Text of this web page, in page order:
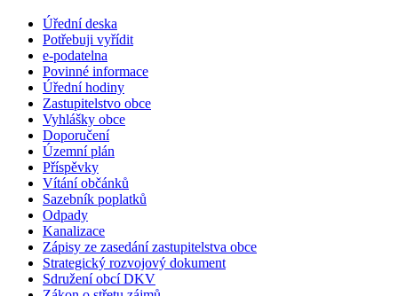
Úřední deska
Potřebuji vyřídit
e-podatelna
Povinné informace
Úřední hodiny
Zastupitelstvo obce
Vyhlášky obce
Doporučení
Územní plán
Příspěvky
Vítání občánků
Sazebník poplatků
Odpady
Kanalizace
Zápisy ze zasedání zastupitelstva obce
Strategický rozvojový dokument
Sdružení obcí DKV